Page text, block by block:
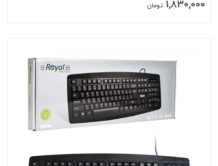
1,830,000 تومان